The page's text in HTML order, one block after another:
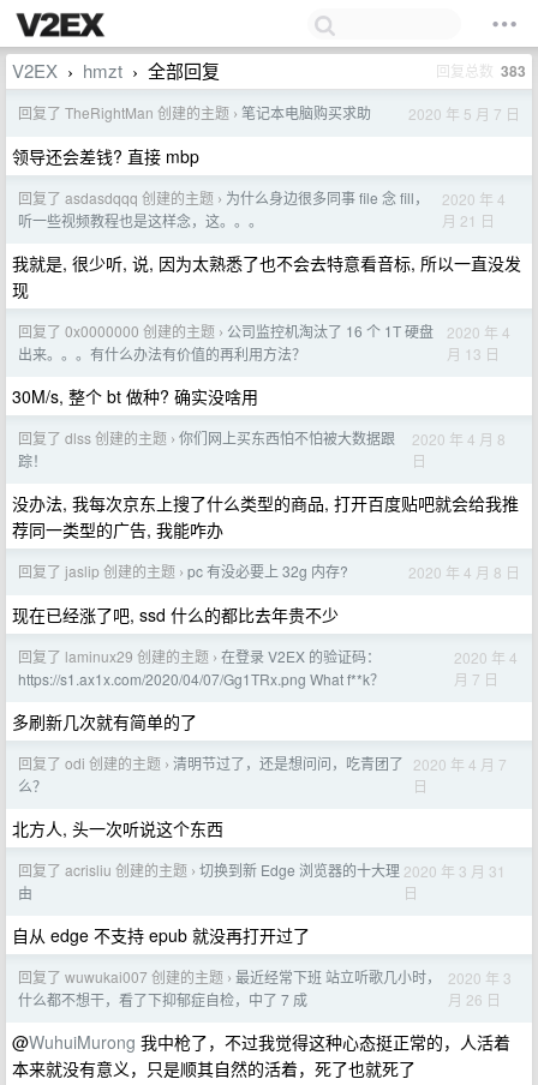
V2EX › hmzt › 全部回复 回复总数 383
回复了 TheRightMan 创建的主题 › 笔记本电脑购买求助 2020 年 5 月 7 日
领导还会差钱? 直接 mbp
回复了 asdasdqqq 创建的主题 › 为什么身边很多同事 file 念 fill，
听一些视频教程也是这样念，这。。。
2020 年 4
月 21 日
我就是, 很少听, 说, 因为太熟悉了也不会去特意看音标, 所以一直没发
现
回复了 0x0000000 创建的主题 › 公司监控机淘汰了 16 个 1T 硬盘
出来。。。有什么办法有价值的再利用方法？
2020 年 4
月 13 日
30M/s, 整个 bt 做种? 确实没啥用
回复了 dlss 创建的主题 › 你们网上买东西怕不怕被大数据跟
踪！
2020 年 4 月 8
日
没办法, 我每次京东上搜了什么类型的商品, 打开百度贴吧就会给我推
荐同一类型的广告, 我能咋办
回复了 jaslip 创建的主题 › pc 有没必要上 32g 内存? 2020 年 4 月 8 日
现在已经涨了吧, ssd 什么的都比去年贵不少
回复了 laminux29 创建的主题 › 在登录 V2EX 的验证码：
https://s1.ax1x.com/2020/04/07/Gg1TRx.png What f**k？
2020 年 4
月 7 日
多刷新几次就有简单的了
回复了 odi 创建的主题 › 清明节过了，还是想问问，吃青团了
么？
2020 年 4 月 7
日
北方人, 头一次听说这个东西
回复了 acrisliu 创建的主题 › 切换到新 Edge 浏览器的十大理
由
2020 年 3 月 31
日
自从 edge 不支持 epub 就没再打开过了
回复了 wuwukai007 创建的主题 › 最近经常下班 站立听歌几小时，
什么都不想干，看了下抑郁症自检，中了 7 成
2020 年 3
月 26 日
@WuhuiMurong 我中枪了，不过我觉得这种心态挺正常的，人活着
本来就没有意义，只是顺其自然的活着，死了也就死了